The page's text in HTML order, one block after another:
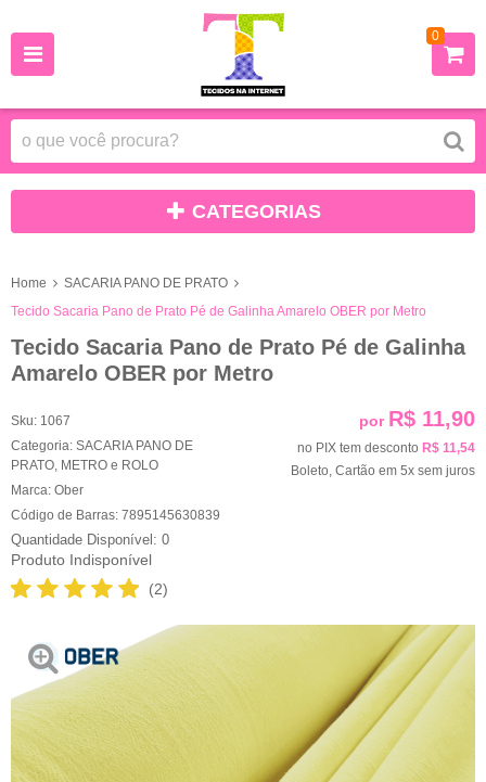
0
CATEGORIAS
Home
SACARIA PANO DE PRATO
Tecido Sacaria Pano de Prato Pé de Galinha Amarelo OBER por Metro
Tecido Sacaria Pano de Prato Pé de Galinha
Amarelo OBER por Metro
Sku: 1067
Categoria: SACARIA PANO DE
PRATO METRO e ROLO
Marca: Ober
Código de Barras: 7895145630839
0
Produto Indisponível
(2)
por R$ 11,90
no PIX tem desconto R$ 11,54
Boleto, Cartão em 5x sem juros